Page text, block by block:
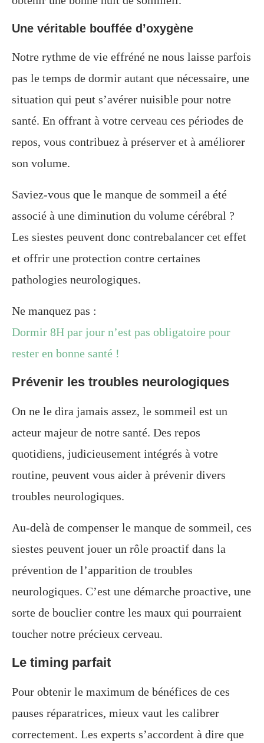
Une véritable bouffée d’oxygène
Notre rythme de vie effréné ne nous laisse parfois
pas le temps de dormir autant que nécessaire, une
situation qui peut s’avérer nuisible pour notre
santé. En offrant à votre cerveau ces périodes de
repos, vous contribuez à préserver et à améliorer
son volume.
Saviez-vous que le manque de sommeil a été
associé à une diminution du volume cérébral ?
Les siestes peuvent donc contrebalancer cet effet
et offrir une protection contre certaines
pathologies neurologiques.
Ne manquez pas :
Dormir 8H par jour n’est pas obligatoire pour
rester en bonne santé !
Prévenir les troubles neurologiques
On ne le dira jamais assez, le sommeil est un
acteur majeur de notre santé. Des repos
quotidiens, judicieusement intégrés à votre
routine, peuvent vous aider à prévenir divers
troubles neurologiques.
Au-delà de compenser le manque de sommeil, ces
siestes peuvent jouer un rôle proactif dans la
prévention de l’apparition de troubles
neurologiques. C’est une démarche proactive, une
sorte de bouclier contre les maux qui pourraient
toucher notre précieux cerveau.
Le timing parfait
Pour obtenir le maximum de bénéfices de ces
pauses réparatrices, mieux vaut les calibrer
correctement. Les experts s’accordent à dire que